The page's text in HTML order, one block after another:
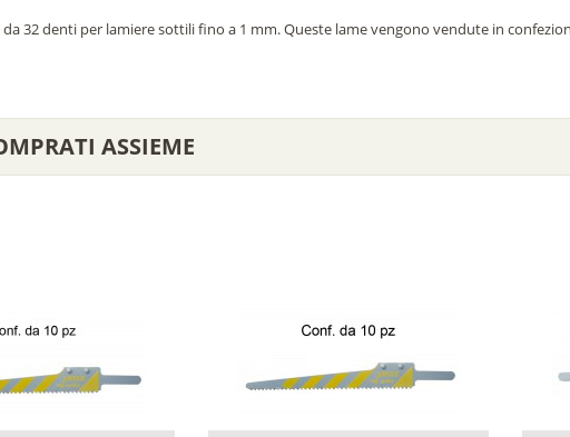
da 32 denti per lamiere sottili fino a 1 mm. Queste lame vengono vendute in
ASSIEME